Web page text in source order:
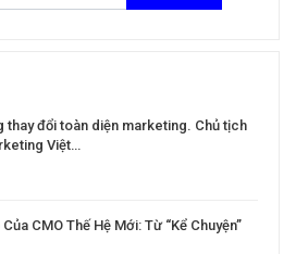
thay đổi toàn diện marketing. Chủ tịch
Việt…
CMO Thế Hệ Mới: Từ “Kể Chuyện”